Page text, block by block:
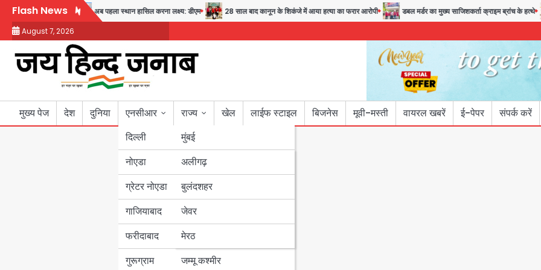
Skip
content
Flash News
और सुरक्षा का संदेश अब पहला स्थान हासिल करना लक्ष्य: डीएम 28 साल बाद कानून के शिकंजे में आया हत्या का फरार आरोपी डबल मर्डर का मुख्य साजिशकर्ता क्राइम ब्रांच के हत्थे
August 7, 2026
मुख्य पेज देश दुनिया
एनसीआर
दिल्ली
नोएडा
ग्रेटर नोएडा
गाजियाबाद
फरीदाबाद
गुरूग्राम
राज्य
मुंबई
उत्तर प्रदेश
अलीगढ़
बुलंदशहर
जेवर
मेरठ
बिहार
पंजाब
हरियाणा
जम्मू कश्मीर
खेल लाईफ स्टाइल बिजनेस मूवी-मस्ती वायरल खबरें ई-पेपर संपर्क करें